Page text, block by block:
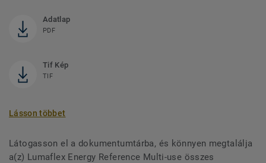
Adatlap
PDF
Tif Kép
TIF
Lásson többet
Látogasson el a dokumentumtárba, és könnyen megtalálja
a(z) Lumaflex Energy Reference Multi-use összes